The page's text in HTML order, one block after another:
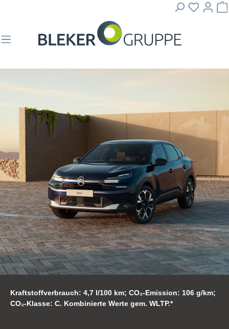
Kraftstoffverbrauch: 4,7 l/100 km; CO₂-Emission: 106 g/km;
CO₂-Klasse: C. Kombinierte Werte gem. WLTP.*